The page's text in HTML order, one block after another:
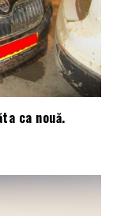
ca nouă.